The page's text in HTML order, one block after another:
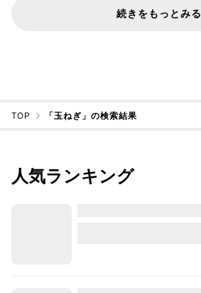
続きをもっとみる
TOP 「玉ねぎ」の検索結果
人気ランキング